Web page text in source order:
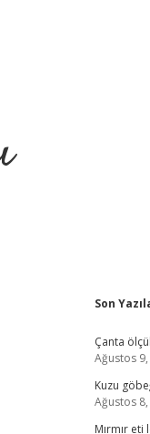
Son
Çanta
Ağustos
Kuzu
Ağustos
Mırmır eti